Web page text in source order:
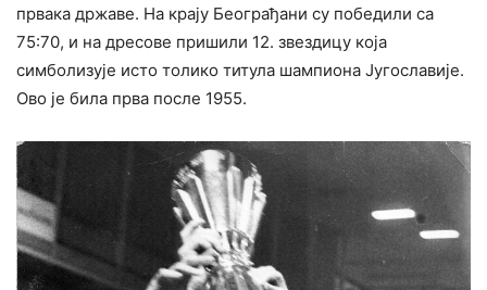
првака државе. На крају Београђани су победили са
75:70, и на дресове пришили 12. звездицу која
симболизује исто толико титула шампиона Југославије.
Ово је била прва после 1955.